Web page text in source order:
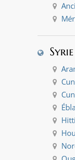
Syrie